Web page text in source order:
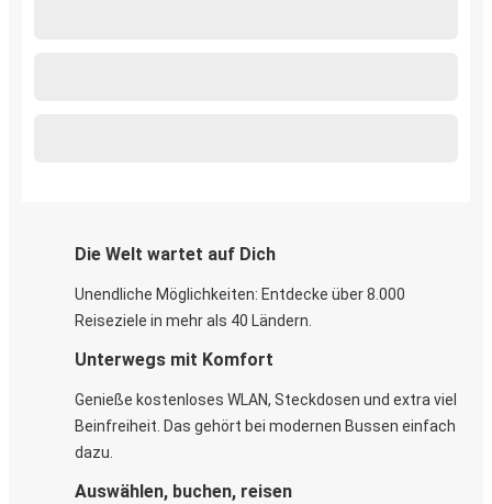
Die Welt wartet auf Dich
Unendliche Möglichkeiten: Entdecke über 8.000
Reiseziele in mehr als 40 Ländern.
Unterwegs mit Komfort
Genieße kostenloses WLAN, Steckdosen und extra viel
Beinfreiheit. Das gehört bei modernen Bussen einfach
dazu.
Auswählen, buchen, reisen